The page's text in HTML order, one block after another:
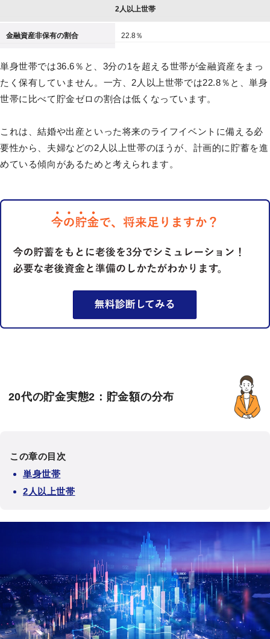
2人以上世帯
金融資産非保有の割合 22.8％
単身世帯では36.6％と、3分の1を超える世帯が金融資産をまっ
たく保有していません。一方、2人以上世帯では22.8％と、単身
世帯に比べて貯金ゼロの割合は低くなっています。
これは、結婚や出産といった将来のライフイベントに備える必
要性から、夫婦などの2人以上世帯のほうが、計画的に貯蓄を進
めている傾向があるためと考えられます。
20代の貯金実態2：貯金額の分布
この章の目次
単身世帯
2人以上世帯